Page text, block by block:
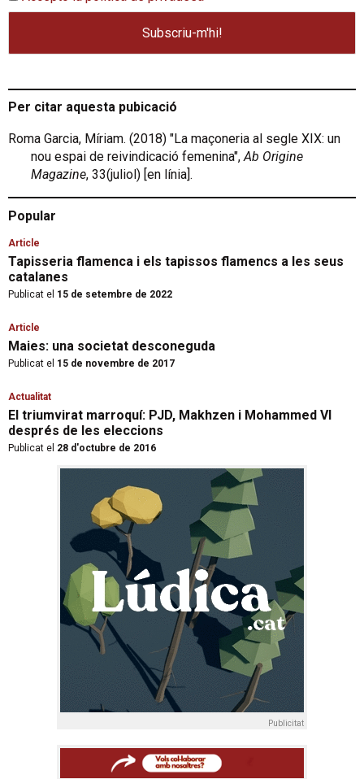
Per citar aquesta pubicació
Roma Garcia, Míriam. (2018) "La maçoneria al segle XIX: un
nou espai de reivindicació femenina",Ab Origine
Magazine, 33(juliol) [en línia].
Popular
Article
Tapisseria flamenca i els tapissos flamencs a les seus
catalanes
Publicat el 15 de setembre de 2022
Article
Maies: una societat desconeguda
Publicat el 15 de novembre de 2017
Actualitat
El triumvirat marroquí: PJD, Makhzen i Mohammed VI
després de les eleccions
Publicat el 28 d'octubre de 2016
Publicitat